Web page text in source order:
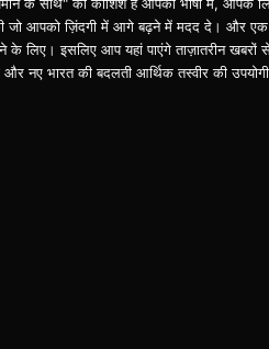
जो आपको ज़िंदगी में आगे बढ़ने में मदद दे। और
लिए। इसलिए आप यहां पाएंगे ताज़ातरीन खबरों
और नए भारत की बदलती आर्थिक तस्वीर की उपयोगी